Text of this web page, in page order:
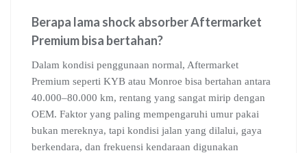
Berapa lama shock absorber Aftermarket
Premium bisa bertahan?
Dalam kondisi penggunaan normal, Aftermarket
Premium seperti KYB atau Monroe bisa bertahan antara
40.000–80.000 km, rentang yang sangat mirip dengan
OEM. Faktor yang paling mempengaruhi umur pakai
bukan mereknya, tapi kondisi jalan yang dilalui, gaya
berkendara, dan frekuensi kendaraan digunakan